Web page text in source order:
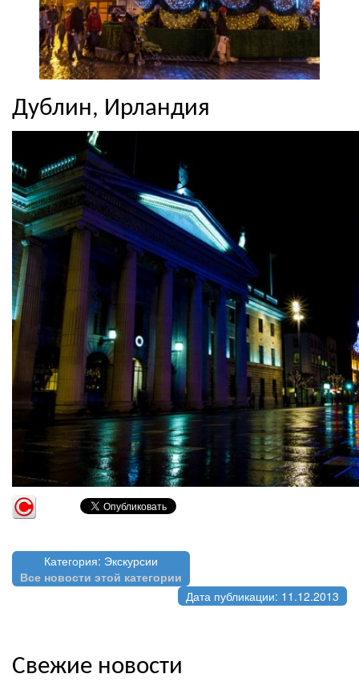
Дублин, Ирландия
Категория: Экскурсии
Все новости этой категории
Дата публикации: 11.12.2013
Свежие новости